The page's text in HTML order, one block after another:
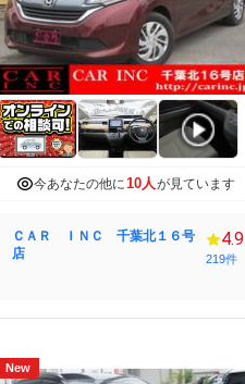
今あなたの他に 10人 が見ています
ＣＡＲ ＩＮＣ 千葉北１６号
店
4.9
219件
New